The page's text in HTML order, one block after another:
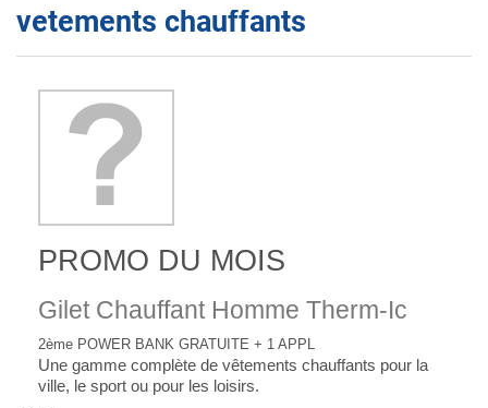
vetements chauffants
PROMO DU MOIS
Gilet Chauffant Homme Therm-Ic
2ème POWER BANK GRATUITE + 1 APPL
Une gamme complète de vêtements chauffants pour la
ville, le sport ou pour les loisirs.